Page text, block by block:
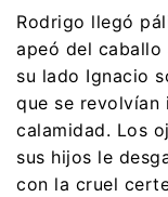
Rodrigo llegó
apeó del caballo
su lado Ignacio
que se revolvían
calamidad. Los
sus hijos le
con la cruel